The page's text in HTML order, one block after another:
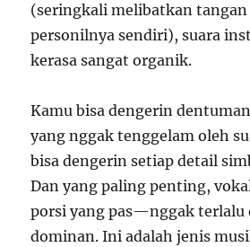
(seringkali melibatkan
personilnya sendiri), suara
kerasa sangat organik.
Kamu bisa dengerin
yang nggak tenggelam oleh
bisa dengerin setiap detail
Dan yang paling penting,
porsi yang pas—nggak terlalu
dominan. Ini adalah jenis